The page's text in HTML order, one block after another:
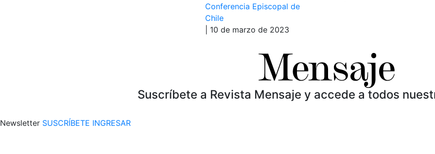
Conferencia Episcopal de
Chile
| 10 de marzo de 2023
Suscríbete a Revista Mensaje y accede a todos
Newsletter SUSCRÍBETE INGRESAR